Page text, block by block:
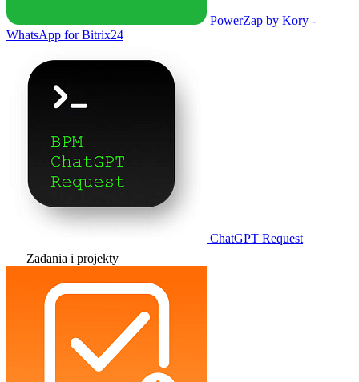
PowerZap by Kory -
WhatsApp for Bitrix24
ChatGPT Request
Zadania i projekty